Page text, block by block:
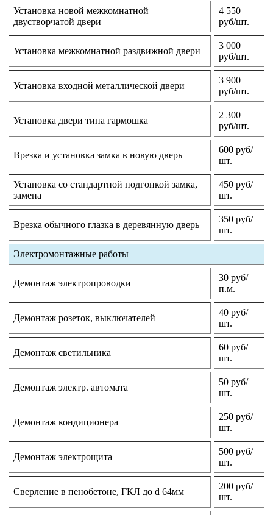
Установка новой межкомнатной
двустворчатой двери
4 550
руб/шт.
Установка межкомнатной раздвижной двери
3 000
руб/шт.
Установка входной металлической двери
3 900
руб/шт.
Установка двери типа гармошка
2 300
руб/шт.
Врезка и установка замка в новую дверь
600 руб/
шт.
Установка со стандартной подгонкой замка,
замена
450 руб/
шт.
Врезка обычного глазка в деревянную дверь
350 руб/
шт.
Электромонтажные работы
Демонтаж электропроводки
30 руб/
п.м.
Демонтаж розеток, выключателей
40 руб/
шт.
Демонтаж светильника
60 руб/
шт.
Демонтаж электр. автомата
50 руб/
шт.
Демонтаж кондиционера
250 руб/
шт.
Демонтаж электрощита
500 руб/
шт.
Сверление в пенобетоне, ГКЛ до d 64мм
200 руб/
шт.